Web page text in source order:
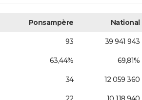
Ponsampère National
93 39 941 943
63,44% 69,81%
34 12 059 360